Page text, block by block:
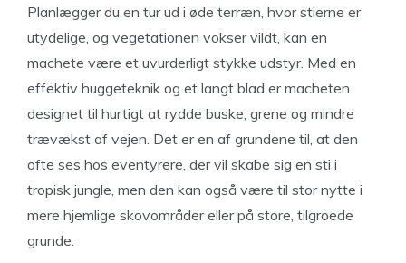
Planlægger du en tur ud i øde terræn, hvor stierne er
utydelige, og vegetationen vokser vildt, kan en
machete være et uvurderligt stykke udstyr. Med en
effektiv huggeteknik og et langt blad er macheten
designet til hurtigt at rydde buske, grene og mindre
trævækst af vejen. Det er en af grundene til, at den
ofte ses hos eventyrere, der vil skabe sig en sti i
tropisk jungle, men den kan også være til stor nytte i
mere hjemlige skovområder eller på store, tilgroede
grunde.